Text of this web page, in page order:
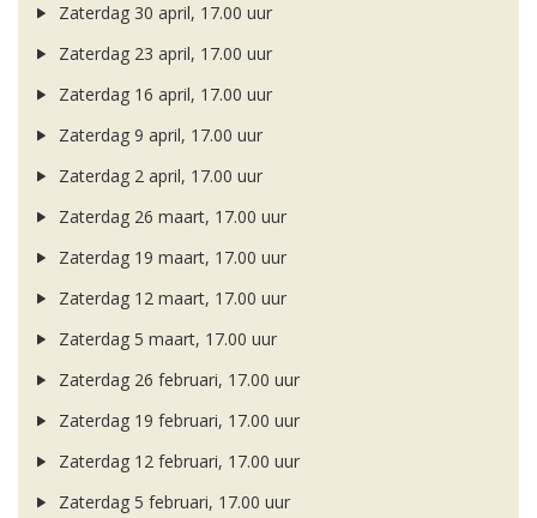
Zaterdag 30 april, 17.00 uur
Zaterdag 23 april, 17.00 uur
Zaterdag 16 april, 17.00 uur
Zaterdag 9 april, 17.00 uur
Zaterdag 2 april, 17.00 uur
Zaterdag 26 maart, 17.00 uur
Zaterdag 19 maart, 17.00 uur
Zaterdag 12 maart, 17.00 uur
Zaterdag 5 maart, 17.00 uur
Zaterdag 26 februari, 17.00 uur
Zaterdag 19 februari, 17.00 uur
Zaterdag 12 februari, 17.00 uur
Zaterdag 5 februari, 17.00 uur